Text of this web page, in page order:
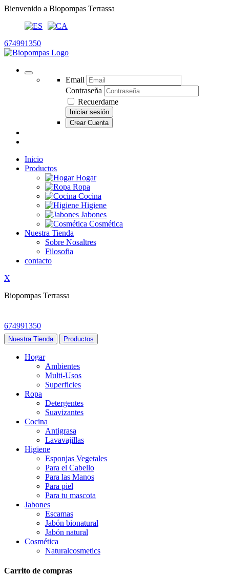
Bienvenido a Biopompas Terrassa
674991350
Email
Contraseña
Recuerdame
Iniciar sesión
Crear Cuenta
Inicio
Productos
Hogar
Ropa
Cocina
Higiene
Jabones
Cosmética
Nuestra Tienda
Sobre Nosaltres
Filosofia
contacto
X
Biopompas Terrassa
674991350
Nuestra Tienda Productos
Hogar
Ambientes
Multi-Usos
Superficies
Ropa
Detergentes
Suavizantes
Cocina
Antigrasa
Lavavajillas
Higiene
Esponjas Vegetales
Para el Cabello
Para las Manos
Para piel
Para tu mascota
Jabones
Escamas
Jabón bionatural
Jabón natural
Cosmética
Naturalcosmetics
Carrito de compras